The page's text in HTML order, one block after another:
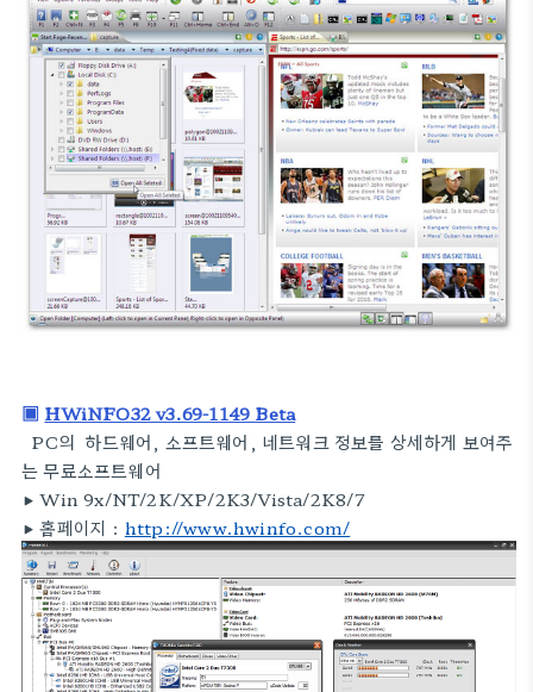
▣ HWiNFO32 v3.69-1149 Beta
PC의 하드웨어, 소프트웨어, 네트워크 정보를 상세하게 보여주
는 무료소프트웨어
▶Win 9x/NT/2K/XP/2K3/Vista/2K8/7
▶ 홈페이지 : http://www.hwinfo.com/